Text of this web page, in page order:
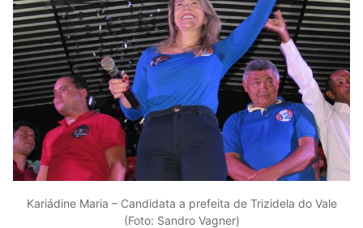
Kariádine Maria – Candidata a prefeita de Trizidela do Vale
(Foto: Sandro Vagner)